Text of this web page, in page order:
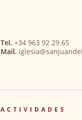
Tel. +34 963 92 29 65
Mail.
ACTIVIDADES